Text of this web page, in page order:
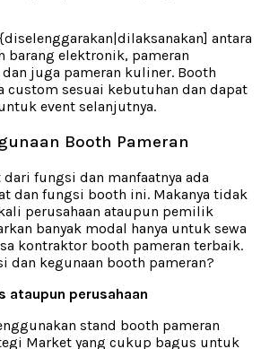
antara
barang elektronik, pameran
juga pameran kuliner. Booth
custom sesuai kebutuhan dan dapat
event selanjutnya.
Booth Pameran
fungsi dan manfaatnya ada
dan fungsi booth ini. Makanya tidak
perusahaan ataupun pemilik
banyak modal hanya untuk sewa
kontraktor booth pameran terbaik.
dan kegunaan booth pameran?
ataupun perusahaan
stand booth pameran
Market yang cukup bagus untuk